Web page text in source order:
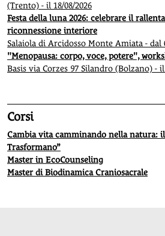
(Trento) - il 18/08/2026
Festa della luna 2026: celebrare il
riconnessione interiore
Salaiola di Arcidosso Monte Amiata - dal
"Menopausa: corpo, voce, potere",
Basis via Corzes 97 Silandro (Bolzano) - il
Corsi
Cambia vita camminando nella natura: il
Trasformano”
Master in EcoCounseling
Master di Biodinamica Craniosacrale